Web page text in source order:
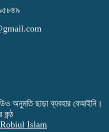
অনুমতি ছাড়া ব্যবহার বেআইনি।
Robiul Islam